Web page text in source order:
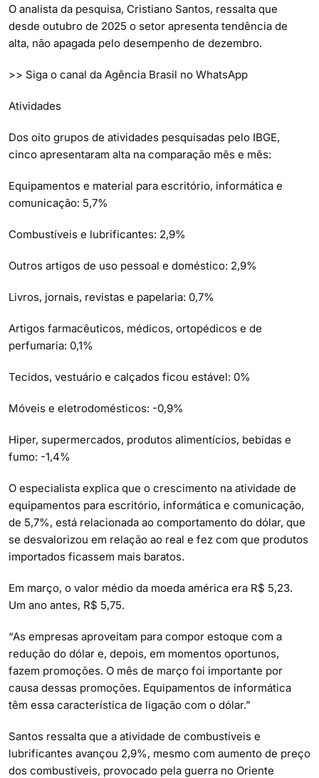
O analista da pesquisa, Cristiano Santos, ressalta que
desde outubro de 2025 o setor apresenta tendência de
alta, não apagada pelo desempenho de dezembro.
>> Siga o canal da Agência Brasil no WhatsApp
Atividades
Dos oito grupos de atividades pesquisadas pelo IBGE,
cinco apresentaram alta na comparação mês e mês:
Equipamentos e material para escritório, informática e
comunicação: 5,7%
Combustíveis e lubrificantes: 2,9%
Outros artigos de uso pessoal e doméstico: 2,9%
Livros, jornais, revistas e papelaria: 0,7%
Artigos farmacêuticos, médicos, ortopédicos e de
perfumaria: 0,1%
Tecidos, vestuário e calçados ficou estável: 0%
Móveis e eletrodomésticos: -0,9%
Hiper, supermercados, produtos alimentícios, bebidas e
fumo: -1,4%
O especialista explica que o crescimento na atividade de
equipamentos para escritório, informática e comunicação,
de 5,7%, está relacionada ao comportamento do dólar, que
se desvalorizou em relação ao real e fez com que produtos
importados ficassem mais baratos.
Em março, o valor médio da moeda américa era R$ 5,23.
Um ano antes, R$ 5,75.
“As empresas aproveitam para compor estoque com a
redução do dólar e, depois, em momentos oportunos,
fazem promoções. O mês de março foi importante por
causa dessas promoções. Equipamentos de informática
têm essa característica de ligação com o dólar.”
Santos ressalta que a atividade de combustíveis e
lubrificantes avançou 2,9%, mesmo com aumento de preço
dos combustíveis, provocado pela guerra no Oriente